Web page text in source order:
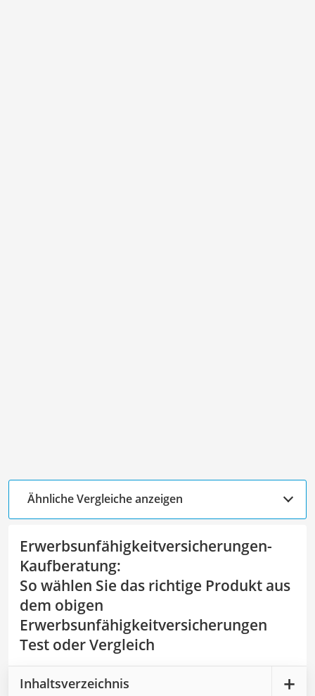
Ähnliche Vergleiche anzeigen
Erwerbsunfähigkeitversicherungen-
Kaufberatung:
So wählen Sie das richtige Produkt aus
dem obigen
Erwerbsunfähigkeitversicherungen
Test oder Vergleich
Inhaltsverzeichnis